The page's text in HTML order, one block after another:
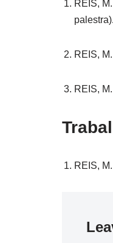
REIS,
palestra).
REIS,
REIS,
REIS,